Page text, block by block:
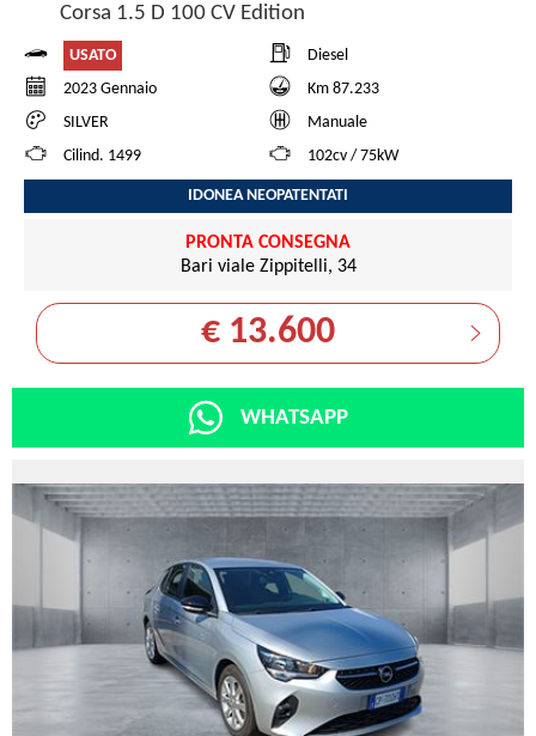
Corsa 1.5 D 100 CV Edition
USATO
Diesel
2023 Gennaio
Km 87.233
SILVER
Manuale
Cilind. 1499
102cv / 75kW
IDONEA NEOPATENTATI
PRONTA CONSEGNA
Bari viale Zippitelli, 34
€ 13.600
WHATSAPP